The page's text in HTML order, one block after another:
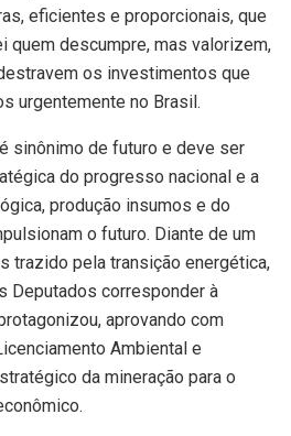
eficientes e proporcionais, que
quem descumpre, mas valorizem,
os investimentos que
urgentemente no Brasil.
sinônimo de futuro e deve ser
do progresso nacional e a
produção insumos e do
o futuro. Diante de um
trazido pela transição energética,
Deputados corresponder à
aprovando com
Ambiental e
da mineração para o